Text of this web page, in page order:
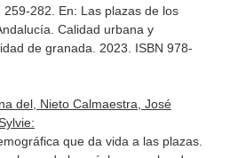
282. En: Las plazas de los
Calidad urbana y
de granada. 2023. ISBN 978-
del, Nieto Calmaestra, José
que da vida a las plazas.